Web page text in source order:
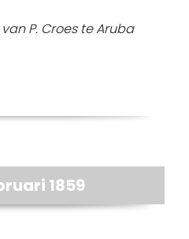
P. Croes te Aruba
1859